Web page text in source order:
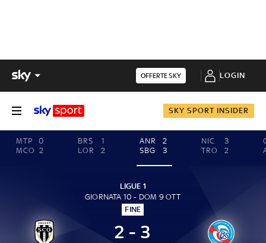
OFFERTE SKY LOGIN
SKY SPORT INSIDER
MTP
0
MCO 2
BRS
1
LOR
2
ANR
2
SBG
3
NIC
3
TRO
2
LIGUE 1
GIORNATA 10 - DOM 9 OTT
FINE
2 - 3